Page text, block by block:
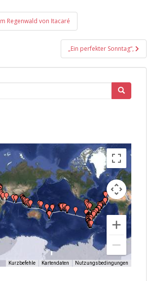
Regenwald von Itacaré
„Ein perfekter Sonntag“,
Kurzbefehle Kartendaten Nutzungsbedingungen